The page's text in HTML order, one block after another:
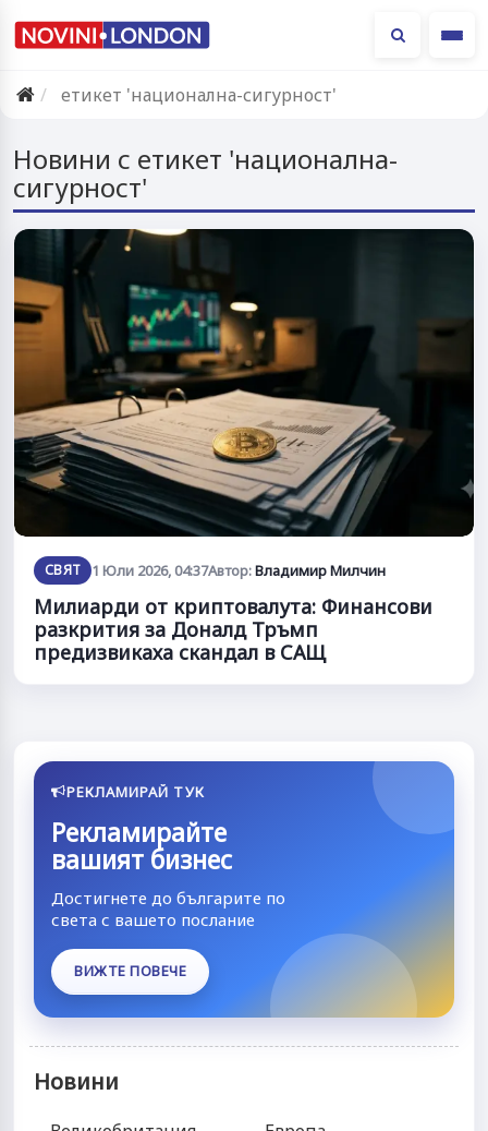
етикет 'национална-сигурност'
Новини с етикет 'национална-
сигурност'
СВЯТ 1 Юли 2026, 04:37Автор:Владимир Милчин
Милиарди от криптовалута: Финансови
разкрития за Доналд Тръмп
предизвикаха скандал в САЩ
РЕКЛАМИРАЙ ТУК
Рекламирайте
вашият бизнес
Достигнете до българите по
света с вашето послание
ВИЖТЕ ПОВЕЧЕ
Новини